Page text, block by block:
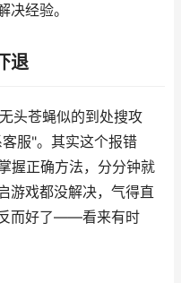
决经验。
退
头苍蝇似的到处搜攻
服"。其实这个报错
握正确方法，分分钟就
游戏都没解决，气得直
而好了——看来有时